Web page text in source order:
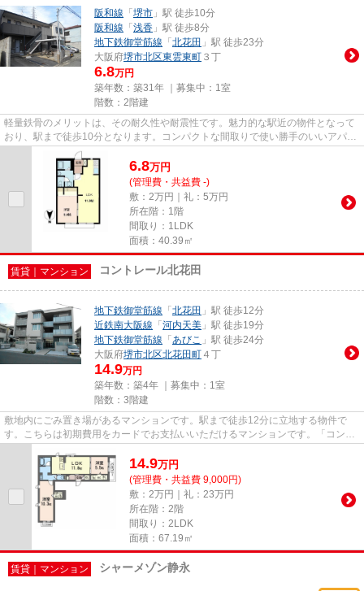
阪和線 「 堺市 」駅 徒歩10分
阪和線 「 浅香 」駅 徒歩8分
地下鉄御堂筋線 「 北花田 」駅 徒歩23分
大阪府堺市北区東雲東町 ３丁
6.8万円
築年数：築31年 ｜募集中： 1室
階数：2階建
軽量鉄骨のメリットは、その耐久性や耐震性です。魅力的な駅近の物件となって
おり、駅まで徒歩10分となります。コンパクトな間取りで使い勝手のいいアパー
トになってます。堺市北区エ...
6.8万円
(管理費・共益費 -)
敷：2万円｜礼：5万円
所在階：1階
間取り：1LDK
面積：40.39㎡
賃貸｜マンション コントレール北花田
地下鉄御堂筋線 「 北花田 」駅 徒歩12分
近鉄南大阪線 「 河内天美 」駅 徒歩19分
地下鉄御堂筋線 「 あびこ 」駅 徒歩24分
大阪府堺市北区北花田町 ４丁
14.9万円
築年数：築4年 ｜募集中： 1室
階数：3階建
敷地内にごみ置き場があるマンションです。駅まで徒歩12分に立地する物件で
す。こちらは初期費用をカードでお支払いいただけるマンションです。「コント
14.9万円
(管理費・共益費 9,000円)
敷：2万円｜礼：23万円
所在階：2階
間取り：2LDK
面積：67.19㎡
賃貸｜マンション シャーメゾン静永